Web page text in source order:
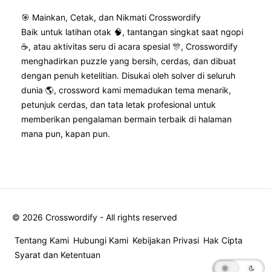
🎯 Mainkan, Cetak, dan Nikmati Crosswordify
Baik untuk latihan otak 🧠, tantangan singkat saat ngopi
☕, atau aktivitas seru di acara spesial 🎊, Crosswordify
menghadirkan puzzle yang bersih, cerdas, dan dibuat
dengan penuh ketelitian. Disukai oleh solver di seluruh
dunia 🌎, crossword kami memadukan tema menarik,
petunjuk cerdas, dan tata letak profesional untuk
memberikan pengalaman bermain terbaik di halaman
mana pun, kapan pun.
© 2026 Crosswordify - All rights reserved
Tentang Kami Hubungi Kami Kebijakan Privasi Hak Cipta
Syarat dan Ketentuan